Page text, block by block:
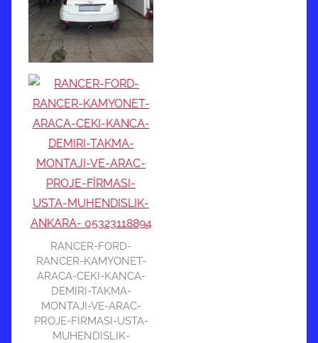
RANCER-FORD-
RANCER-KAMYONET-
ARACA-CEKI-KANCA-
DEMIRI-TAKMA-
MONTAJI-VE-ARAC-
PROJE-FİRMASI-USTA-
MUHENDISLIK-